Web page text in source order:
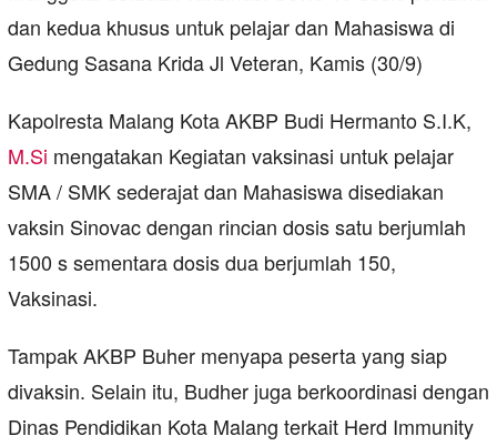
dan kedua khusus untuk pelajar dan Mahasiswa di
Gedung Sasana Krida Jl Veteran, Kamis (30/9)
Kapolresta Malang Kota AKBP Budi Hermanto S.I.K,
M.Si mengatakan Kegiatan vaksinasi untuk pelajar
SMA / SMK sederajat dan Mahasiswa disediakan
vaksin Sinovac dengan rincian dosis satu berjumlah
1500 s sementara dosis dua berjumlah 150,
Vaksinasi.
Tampak AKBP Buher menyapa peserta yang siap
divaksin. Selain itu, Budher juga berkoordinasi dengan
Dinas Pendidikan Kota Malang terkait Herd Immunity